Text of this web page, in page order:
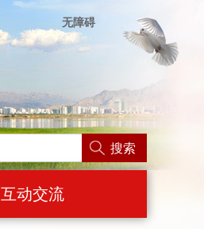
无障碍
搜索
互动交流